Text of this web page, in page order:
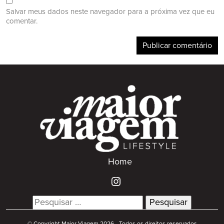
Salvar meus dados neste navegador para a próxima vez que eu
comentar.
Home
Search
for: